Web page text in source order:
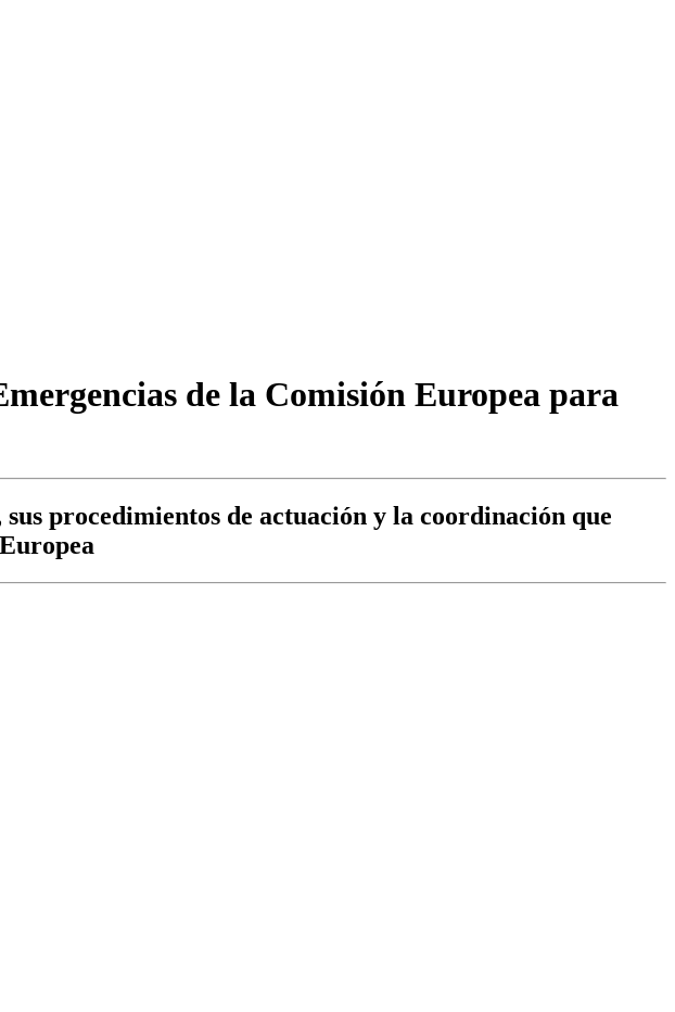
de la Comisión Europea para
procedimientos de actuación y la coordinación que